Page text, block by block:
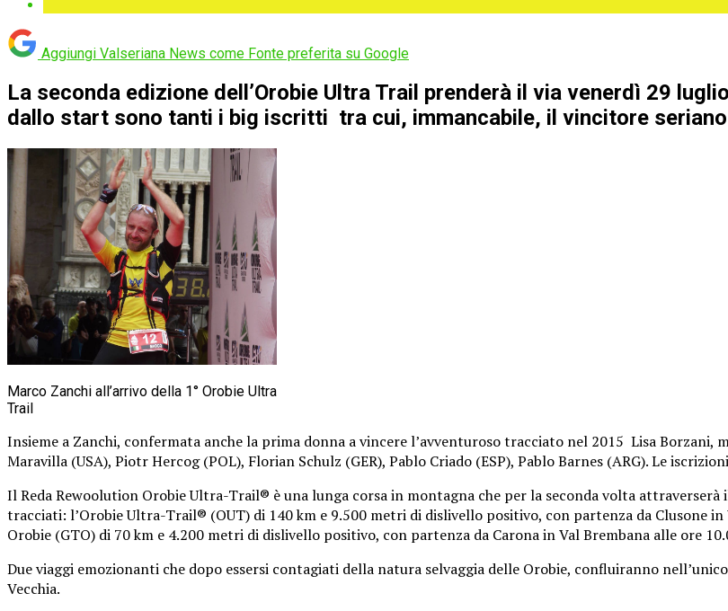
Aggiungi Valseriana News come Fonte preferita su Google
La seconda edizione dell’Orobie Ultra Trail prenderà il via venerdì 29
dallo start sono tanti i big iscritti tra cui, immancabile, il vincitore
Marco Zanchi all’arrivo della 1° Orobie Ultra
Trail
Insieme a Zanchi, confermata anche la prima donna a vincere l’avventuroso tracciato nel 2015 Lisa
Maravilla (USA), Piotr Hercog (POL), Florian Schulz (GER), Pablo Criado (ESP), Pablo Barnes (ARG). Le
IlReda Rewoolution Orobie Ultra-Trail® è una lunga corsa in montagna che per la seconda volta
tracciati: l’Orobie Ultra-Trail® (OUT) di 140 km e 9.500 metri di dislivello positivo, con partenza da Clusone
Orobie (GTO) di 70 km e 4.200 metri di dislivello positivo, con partenza da Carona in Val Brembana alle ore
Due viaggi emozionanti che dopo essersi contagiati della natura selvaggia delle Orobie, confluiranno
Vecchia.